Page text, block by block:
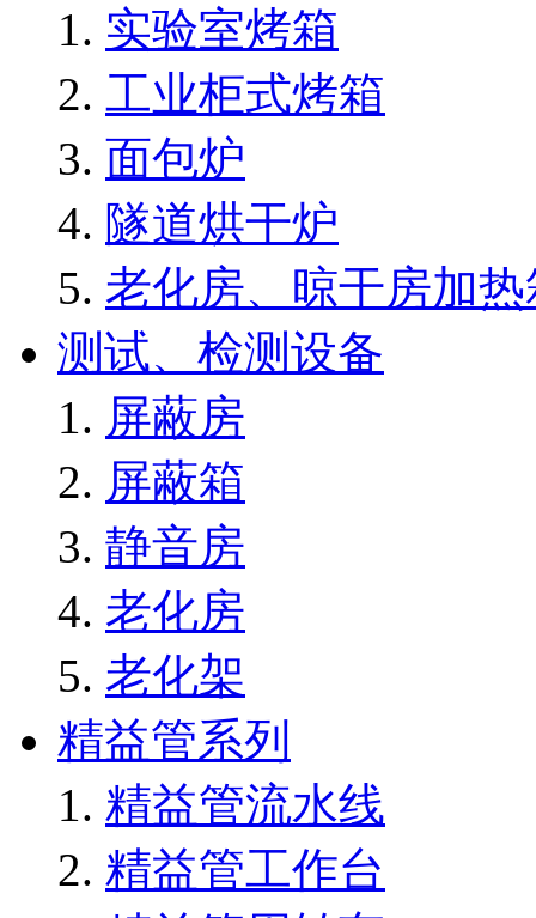
实验室烤箱
工业柜式烤箱
面包炉
隧道烘干炉
老化房、晾干房加热
测试、检测设备
屏蔽房
屏蔽箱
静音房
老化房
老化架
精益管系列
精益管流水线
精益管工作台